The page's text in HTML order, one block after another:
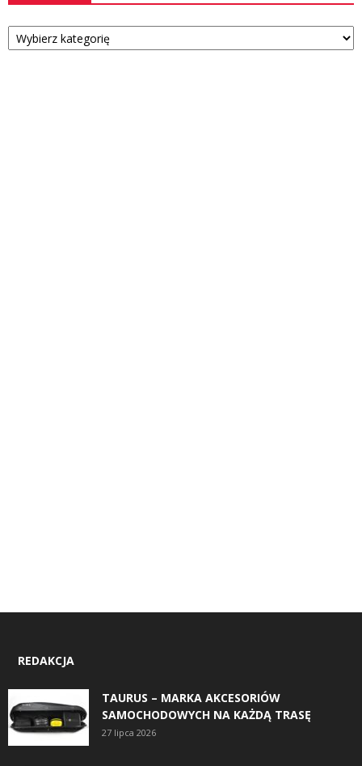
Kategorie
REDAKCJA
TAURUS – MARKA AKCESORIÓW
SAMOCHODOWYCH NA KAŻDĄ TRASĘ
27 lipca 2026